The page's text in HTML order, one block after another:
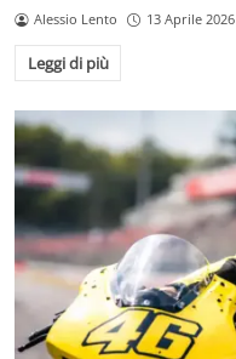
Alessio Lento 13 Aprile 2026
Leggi di più